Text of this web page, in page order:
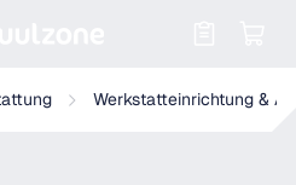
Werkstatteinrichtung &